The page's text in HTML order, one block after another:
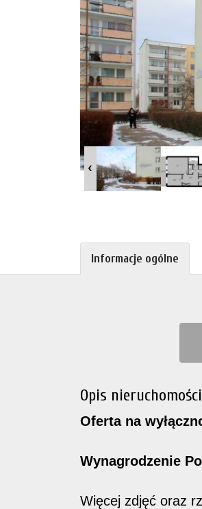
Informacje ogólne
Opis nieruchomości
Oferta na
Wynagrodzenie
Więcej zdjęć oraz